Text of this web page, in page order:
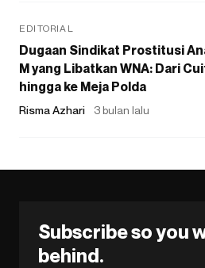
EDITORIAL
Dugaan Sindikat Prostitusi
M yang Libatkan WNA: Dari
hingga ke Meja Polda
Risma Azhari 3 bulan lalu
Subscribe so you
behind.